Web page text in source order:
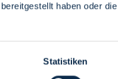
haben oder
Statistiken